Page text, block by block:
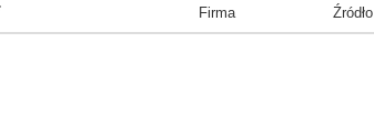
Firma Źródło